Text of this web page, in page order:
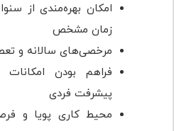
امکان بهره‌مندی از
زمان مشخص
مرخصی‌های سالانه و
فراهم بودن
پیشرفت فردی
محیط کاری پویا و